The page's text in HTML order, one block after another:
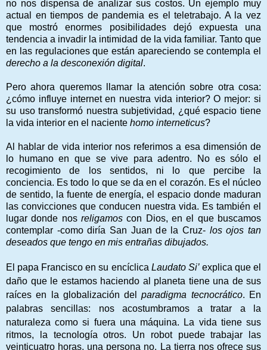
no nos dispensa de analizar sus costos. Un ejemplo muy
actual en tiempos de pandemia es el teletrabajo. A la vez
que mostró enormes posibilidades dejó expuesta una
tendencia a invadir la intimidad de la vida familiar. Tanto que
en las regulaciones que están apareciendo se contempla el
derecho a la desconexión digital.
Pero ahora queremos llamar la atención sobre otra cosa:
¿cómo influye internet en nuestra vida interior? O mejor: si
su uso transformó nuestra subjetividad, ¿qué espacio tiene
la vida interior en el naciente homo interneticus?
Al hablar de vida interior nos referimos a esa dimensión de
lo humano en que se vive para adentro. No es sólo el
recogimiento de los sentidos, ni lo que percibe la
conciencia. Es todo lo que se da en el corazón. Es el núcleo
de sentido, la fuente de energía, el espacio donde maduran
las convicciones que conducen nuestra vida. Es también el
lugar donde nos religamoscon Dios, en el que buscamos
contemplar -como diría San Juan de la Cruz- los ojos tan
deseados que tengo en mis entrañas dibujados.
El papa Francisco en su encíclica Laudato Si’explica que el
daño que le estamos haciendo al planeta tiene una de sus
raíces en la globalización delparadigma tecnocrático. En
palabras sencillas: nos acostumbramos a tratar a la
naturaleza como si fuera una máquina. La vida tiene sus
ritmos, la tecnología otros. Un robot puede trabajar las
veinticuatro horas, una persona no. La tierra nos ofrece sus